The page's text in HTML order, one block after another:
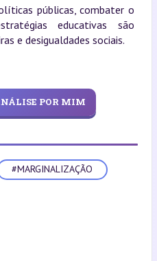
públicas, combater o
educativas são
e desigualdades sociais.
POR MIM
#MARGINALIZAÇÃO